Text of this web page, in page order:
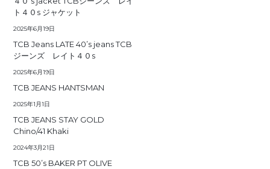
ト４０s ジャケット
2025年6月19日
TCB Jeans LATE 40’s jeans TCB
ジーンズ レイト４０s
2025年6月19日
TCB JEANS HANTSMAN
2025年1月1日
TCB JEANS STAY GOLD
Chino/41 Khaki
2024年3月21日
TCB 50’s BAKER PT OLIVE